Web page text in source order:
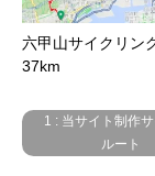
六甲山サイクリン
37km
1 : 当サイト制作
ルート